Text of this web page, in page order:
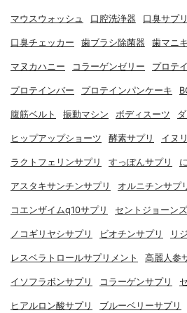
マウスウォッシュ 口腔洗浄器 口臭サプリ
口臭チェッカー 歯ブラシ除菌器 歯マニ
マヌカハニー コラーゲンゼリー プロテ
プロテインバー プロテインパンケーキ
腹筋ベルト 振動マシン ボディスーツ
ヒップアップショーツ 酵素サプリ イヌ
ラクトフェリンサプリ すっぽんサプリ
アスタキサンチンサプリ オルニチンサプ
コエンザイムq10サプリ セントジョーン
ノコギリヤシサプリ ビオチンサプリ リ
レスベラトロールサプリメント 高麗人参
イソフラボンサプリ コラーゲンサプリ
ヒアルロン酸サプリ ブルーベリーサプリ